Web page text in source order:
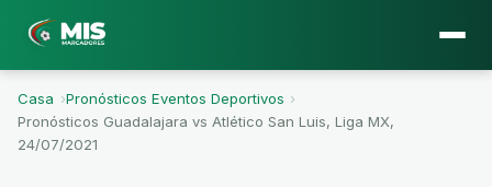
Casa ›Pronósticos Eventos Deportivos ›
Pronósticos Guadalajara vs Atlético San Luis, Liga MX,
24/07/2021